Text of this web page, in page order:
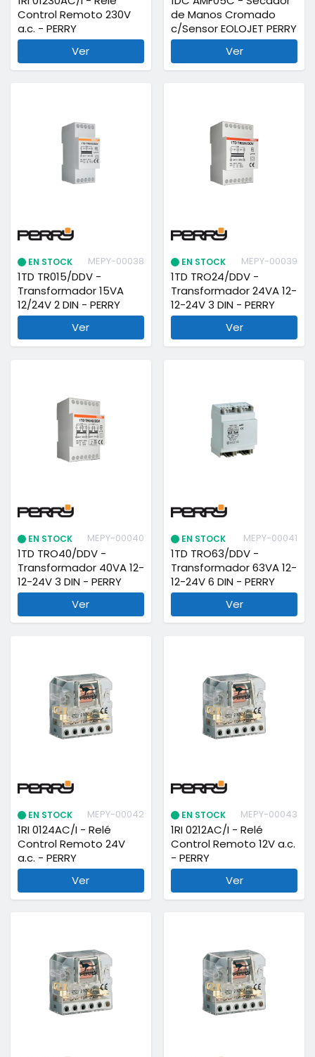
Control Remoto 230V
a.c. - PERRY
Ver
de Manos Cromado
c/Sensor EOLOJET PERRY
Ver
EN STOCK MEPY-00038
1TD TR015/DDV -
Transformador 15VA
12/24V 2 DIN - PERRY
Ver
EN STOCK MEPY-00039
1TD TRO24/DDV -
Transformador 24VA 12-
12-24V 3 DIN - PERRY
Ver
EN STOCK MEPY-00040
1TD TRO40/DDV -
Transformador 40VA 12-
12-24V 3 DIN - PERRY
Ver
EN STOCK MEPY-00041
1TD TRO63/DDV -
Transformador 63VA 12-
12-24V 6 DIN - PERRY
Ver
EN STOCK MEPY-00042
1RI 0124AC/I - Relé
Control Remoto 24V
a.c. - PERRY
Ver
EN STOCK MEPY-00043
1RI 0212AC/I - Relé
Control Remoto 12V a.c.
- PERRY
Ver